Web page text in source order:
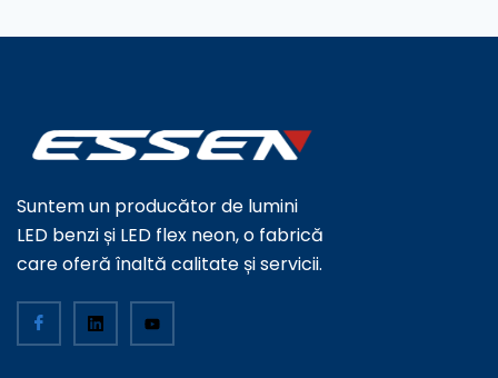
Suntem un producător de lumini
LED benzi și LED flex neon, o fabrică
care oferă înaltă calitate și servicii.